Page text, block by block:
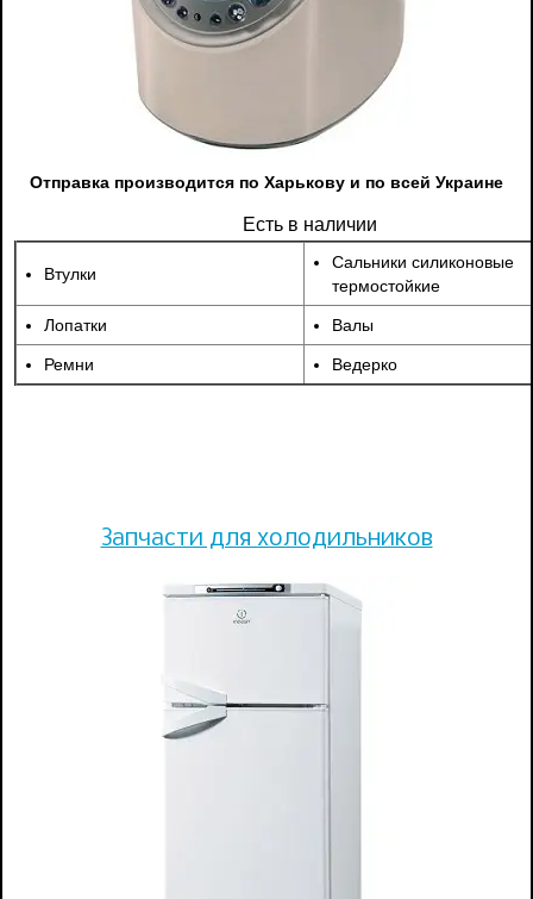
Отправка производится по Харькову и по всей Украине
Есть в наличии
Втулки
Сальники силиконовые
термостойкие
Лопатки Валы
Ремни Ведерко
Запчасти для холодильников